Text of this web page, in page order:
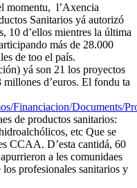
momentu, l’Axencia
Sanitarios yá autorizó
10 d’ellos mientres la última
más de 28.000
de too el país.
yá son 21 los proyectos
d’euros. El fondu ta
Financiacion/Documents/
de productos sanitarios:
etc Que se
CCAA. D’esta cantidá, 60
a les comunidaes
profesionales sanitarios y